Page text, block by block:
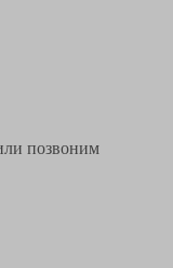
позвоним